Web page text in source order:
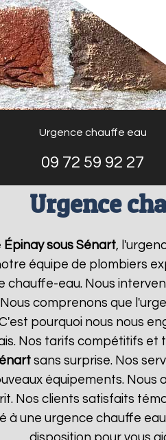
Urgence chauffe eau
09 72 59 92 27
Urgence
Épinay sous Sénart,
équipe de plombiers
chauffe-eau. Nous
Nous comprenons que
pourquoi nous nous
Nos tarifs compétitifs
sans surprise. Nos
équipements.
Nos clients satisfaits
à une urgence chauffe eau